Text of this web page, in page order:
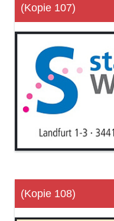
(Kopie 107)
(Kopie 108)